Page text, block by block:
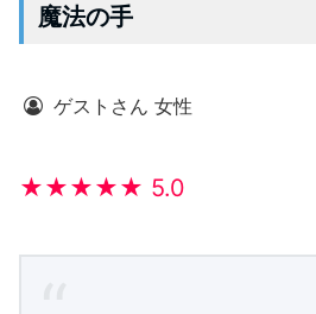
魔法の手
ゲストさん 女性
★★★★★ 5.0